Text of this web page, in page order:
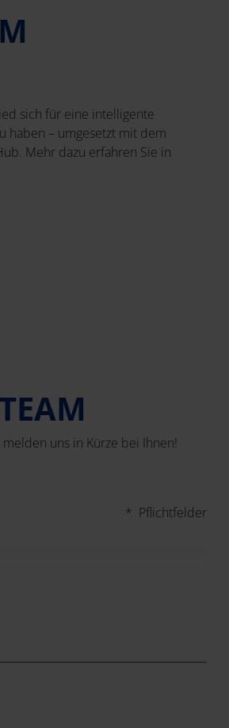
sich für eine intelligente
haben – umgesetzt mit dem
Mehr dazu erfahren Sie in
uns in Kürze bei Ihnen!
* Pflichtfelder